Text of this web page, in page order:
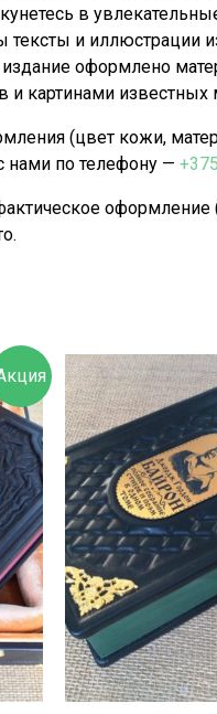
в
и иллюстрации
оформлено
картинами известных
(цвет кожи,
нами по телефону —